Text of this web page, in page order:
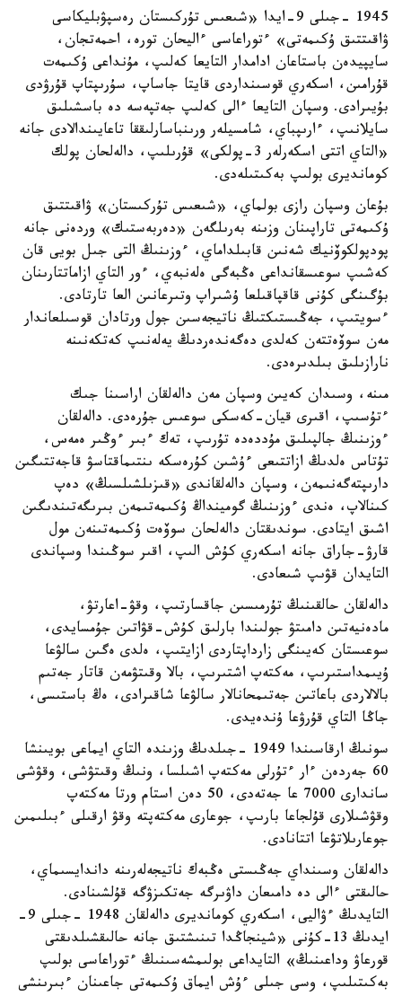
1945 -جىلى 9-ايدا «شىعىس تۇركىستان رەسپۋبليكاسى
ۋاقىتتىق ۇكىمەتى» ءتوراعاسى ءاليحان تورە، احمەتجان،
سايپيدەن باستاعان ادامدار التايعا كەلىپ، مۇنداعى ۇكىمەت
قۇرامىن، اسكەري قوسىنداردى قايتا جاساپ، سۇرىپتاپ قۇرۋدى
بۇيىرادى. وسپان التايعا ءالى كەلىپ جەتپەسە دە باسشىلىق
سايلانىپ، ءارىپباي، شامسيلەر ورىنباسارلىققا تاعايىندالادى جانە
«التاي اتتى اسكەرلەر 3-پولكى» قۇرىلىپ، دالەلحان پولك
كومانديرى بولىپ بەكىتىلەدى.
بۇعان وسپان رازى بولماي، «شىعىس تۇركىستان» ۋاقىتتىق
ۇكىمەتى تاراپىنان وزىنە بەرىلگەن «دەربەستىك» وردەنى جانە
پودپولكوۆنيك شەنىن قابىلداماي، ءوزىنىڭ التى جىل بويى قان
كەشىپ سوعىسقانداعى ەڭبەگى ەلەنبەي، ءور التاي ازاماتتارىنان
بۇگىنگى كۇنى قاقپاقىلعا ۇشىراپ وتىرعانىن العا تارتادى.
ءسويتىپ، جەڭىستىكتىڭ ناتيجەسىن جول ورتادان قوسىلعاندار
مەن سوۆەتتەن كەلدى دەگەندەردىڭ يەلەنىپ كەتكەنىنە
نارازىلىق بىلدىرەدى.
مىنە، وسىدان كەيىن وسپان مەن دالەلقان اراسىنا جىك
ءتۇسىپ، اقىرى قيان-كەسكى سوعىس جۇرەدى. دالەلقان
ءوزىنىڭ جالپىلىق مۇددەدە تۇرىپ، تەك ءبىر ءوڭىر ەمەس،
تۇتاس ەلدىڭ ازاتتىعى ءۇشىن كۇرەسكە ىنتىماقتاسۋ قاجەتتىگىن
دارىپتەگەنىمەن، وسپان دالەلقاندى «قىزىلشىلسىڭ» دەپ
كىنالاپ، ەندى ءوزىنىڭ گومينداڭ ۇكىمەتىمەن بىرىگەتىندىگىن
اشىق ايتادى. سوندىقتان دالەلحان سوۆەت ۇكىمەتىنەن مول
قارۋ-جاراق جانە اسكەري كۇش الىپ، اقىر سوڭىندا وسپاندى
التايدان قۋىپ شىعادى.
دالەلقان حالقىنىڭ تۇرمىسىن جاقسارتىپ، وقۋ-اعارتۋ،
مادەنيەتىن دامىتۋ جولىندا بارلىق كۇش-قۋاتىن جۇمسايدى،
سوعىستان كەيىنگى زارداپتاردى ازايتىپ، ەلدى ەگىن سالۋعا
ۇيىمداستىرىپ، مەكتەپ اشتىرىپ، بالا وقىتۋمەن قاتار جەتىم
بالالاردى باعاتىن جەتىمحانالار سالۋعا شاقىرادى، ەڭ باستىسى،
جاڭا التاي قۇرۋعا ۇندەيدى.
سونىڭ ارقاسىندا 1949 -جىلدىڭ وزىندە التاي ايماعى بويىنشا
60 جەردەن ءار ءتۇرلى مەكتەپ اشىلسا، ونىڭ وقىتۋشى، وقۋشى
ساندارى 7000 عا جەتەدى، 50 دەن استام ورتا مەكتەپ
وقۋشىلارى قۇلجاعا بارىپ، جوعارى مەكتەپتە وقۋ ارقىلى ءبىلىمىن
جوعارىلاتۋعا اتتانادى.
دالەلقان وسىنداي جەڭىستى ەڭبەك ناتيجەلەرىنە داندايسىماي،
حالىقتى ءالى دە دامىعان داۋىرگە جەتكىزۋگە قۇلشىنادى.
التايدىڭ ءۋاليى، اسكەري كومانديرى دالەلقان 1948 -جىلى 9-
ايدىڭ 13-كۇنى «شينجاڭدا تىنىشتىق جانە حالىقشىلدىقتى
قورعاۋ وداعىنىڭ» التايداعى بولىمشەسىنىڭ ءتوراعاسى بولىپ
بەكىتىلىپ، وسى جىلى ءۇش ايماق ۇكىمەتى جاعىنان ءبىرىنشى